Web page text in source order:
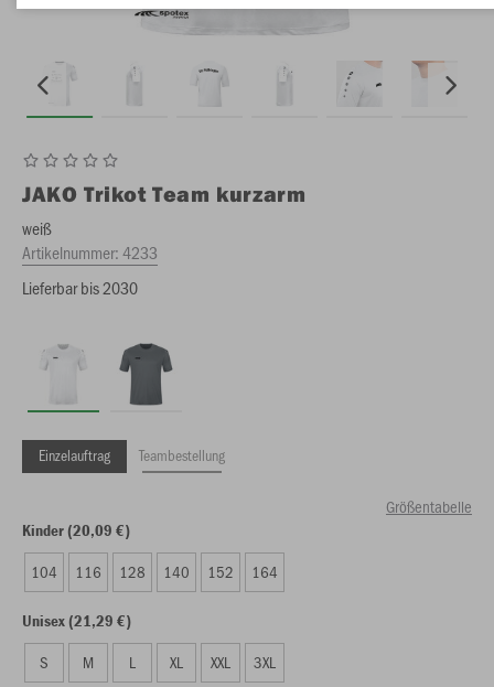
JAKO Trikot Team kurzarm
weiß
Artikelnummer:4233
Lieferbar bis 2030
Einzelauftrag Teambestellung
Größentabelle
Kinder (20,09 €)
104 116 128 140 152 164
Unisex (21,29 €)
S M L XL XXL 3XL